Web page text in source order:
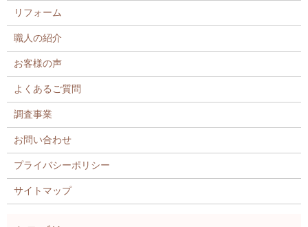
リフォーム
職人の紹介
お客様の声
よくあるご質問
調査事業
お問い合わせ
プライバシーポリシー
サイトマップ